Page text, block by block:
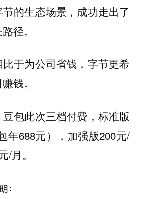
的生态场景，成功走出了
径。
于为公司省钱，字节更希
钱。
包此次三档付费，标准版
年688元），加强版200元/
/月。